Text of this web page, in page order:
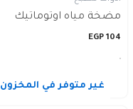
مضخة مياه اوتوماتيك
104
EGP
غير متوفر في المخزون